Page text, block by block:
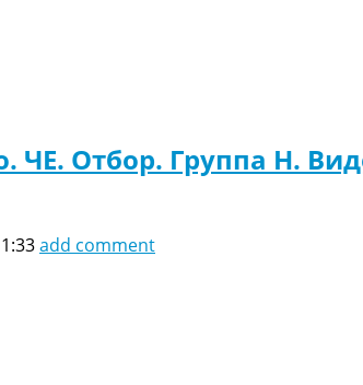
ЧЕ. Отбор. Группа H.
add comment